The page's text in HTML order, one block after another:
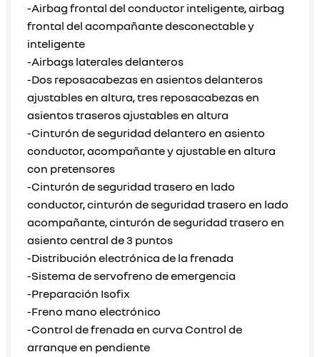
-Airbag frontal del conductor inteligente, airbag
frontal del acompañante desconectable y
inteligente
-Airbags laterales delanteros
-Dos reposacabezas en asientos delanteros
ajustables en altura, tres reposacabezas en
asientos traseros ajustables en altura
-Cinturón de seguridad delantero en asiento
conductor, acompañante y ajustable en altura
con pretensores
-Cinturón de seguridad trasero en lado
conductor, cinturón de seguridad trasero en lado
acompañante, cinturón de seguridad trasero en
asiento central de 3 puntos
-Distribución electrónica de la frenada
-Sistema de servofreno de emergencia
-Preparación Isofix
-Freno mano electrónico
-Control de frenada en curva Control de
arranque en pendiente